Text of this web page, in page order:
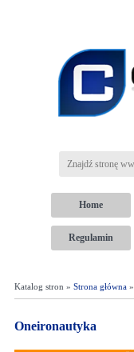
Home
Regulamin
Katalog stron » Strona główna»
Oneironautyka